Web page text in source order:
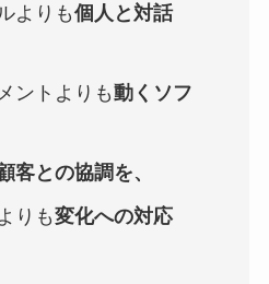
よりも個人と対話
ントよりも動くソフ
客との協調を、
りも変化への対応